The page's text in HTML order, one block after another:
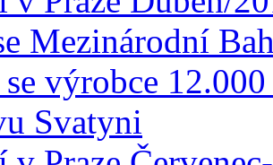
Mezinárodní
výrobce
Svatyni